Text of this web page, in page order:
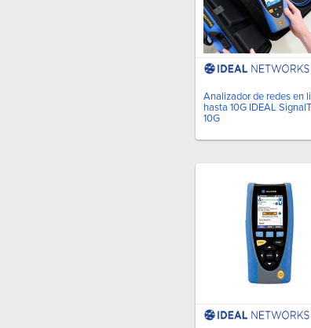
Analizador de redes en
hasta 10G IDEAL
10G